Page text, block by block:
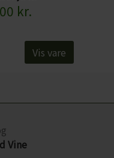
kr.
Vis vare
Vine